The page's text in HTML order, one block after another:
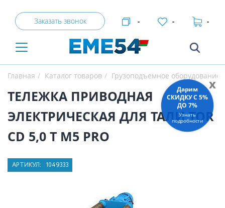
Заказать звонок - - -
Главная Каталог товаров Грузоподъемное оборудование
ТЕЛЕЖКА ПРИВОДНАЯ
ЭЛЕКТРИЧЕСКАЯ ДЛЯ ТАЛИ TOR
CD 5,0 Т М5 PRO
АРТИКУЛ: 1049333
x
Дарим
СКИДКУ C 5%
ДО 7%
Узнать
подробности